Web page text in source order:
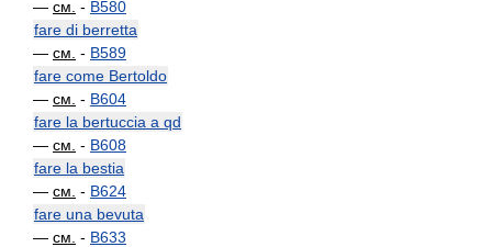
— см. - B580
fare di berretta
— см. - B589
fare come Bertoldo
— см. - B604
fare la bertuccia a qd
— см. - B608
fare la bestia
— см. - B624
fare una bevuta
— см. - B633